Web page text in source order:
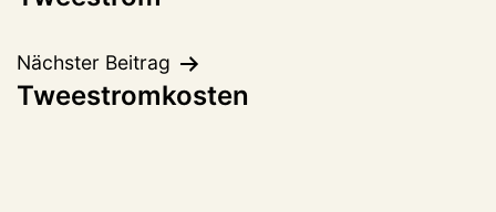
Nächster Beitrag
Tweestromkosten